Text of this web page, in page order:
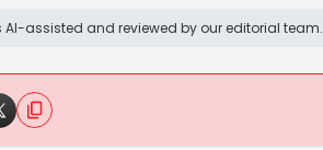
assisted and reviewed by our editorial team.